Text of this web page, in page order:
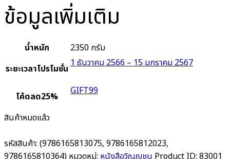
ข้อมูลเพิ่มเติม
น้ำหนัก
2350 กรัม
ระยะเวลาโปรโมชั่น 1 ธันวาคม 2566 – 15 มกราคม 2567
โค้ดลด25% GIFT99
สินค้าหมดแล้ว
รหัสสินค้า: (9786165813075, 9786165812023,